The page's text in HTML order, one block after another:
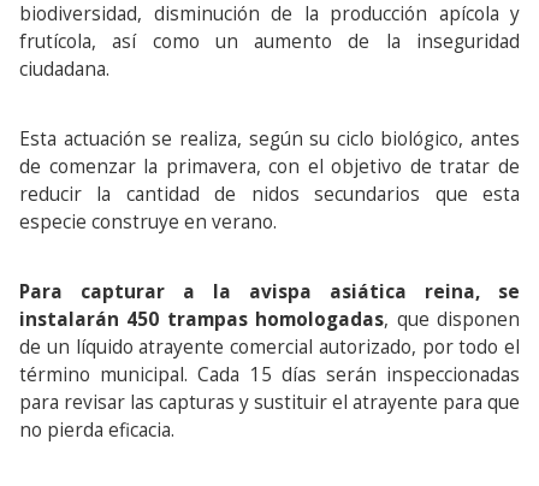
biodiversidad, disminución de la producción apícola y
frutícola, así como un aumento de la inseguridad
ciudadana.
Esta actuación se realiza, según su ciclo biológico, antes
de comenzar la primavera, con el objetivo de tratar de
reducir la cantidad de nidos secundarios que esta
especie construye en verano.
Para capturar a la avispa asiática reina, se
instalarán 450 trampas homologadas, que disponen
de un líquido atrayente comercial autorizado, por todo el
término municipal. Cada 15 días serán inspeccionadas
para revisar las capturas y sustituir el atrayente para que
no pierda eficacia.